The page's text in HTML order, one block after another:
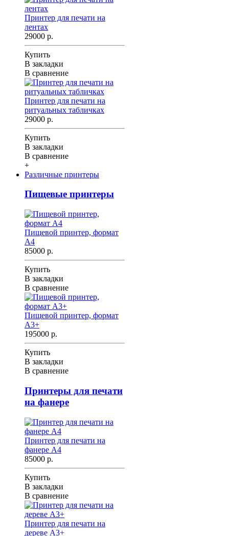
Принтер для печати на
лентах
29000 р.
Купить
В закладки
В сравнение
Принтер для печати на
ритуальных табличках
29000 р.
Купить
В закладки
В сравнение
+
Различные принтеры
Пищевые принтеры
Пищевой принтер, формат
А4
85000 р.
Купить
В закладки
В сравнение
Пищевой принтер, формат
А3+
195000 р.
Купить
В закладки
В сравнение
Принтеры для печати
на фанере
Принтер для печати на
фанере А4
85000 р.
Купить
В закладки
В сравнение
Принтер для печати на
дереве А3+